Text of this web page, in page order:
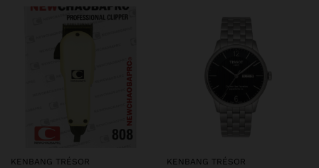
KENBANG TRÉSOR KENBANG TRÉSOR